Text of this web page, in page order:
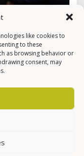
like cookies to
to these
as browsing behavior or
consent, may
Di
of Service